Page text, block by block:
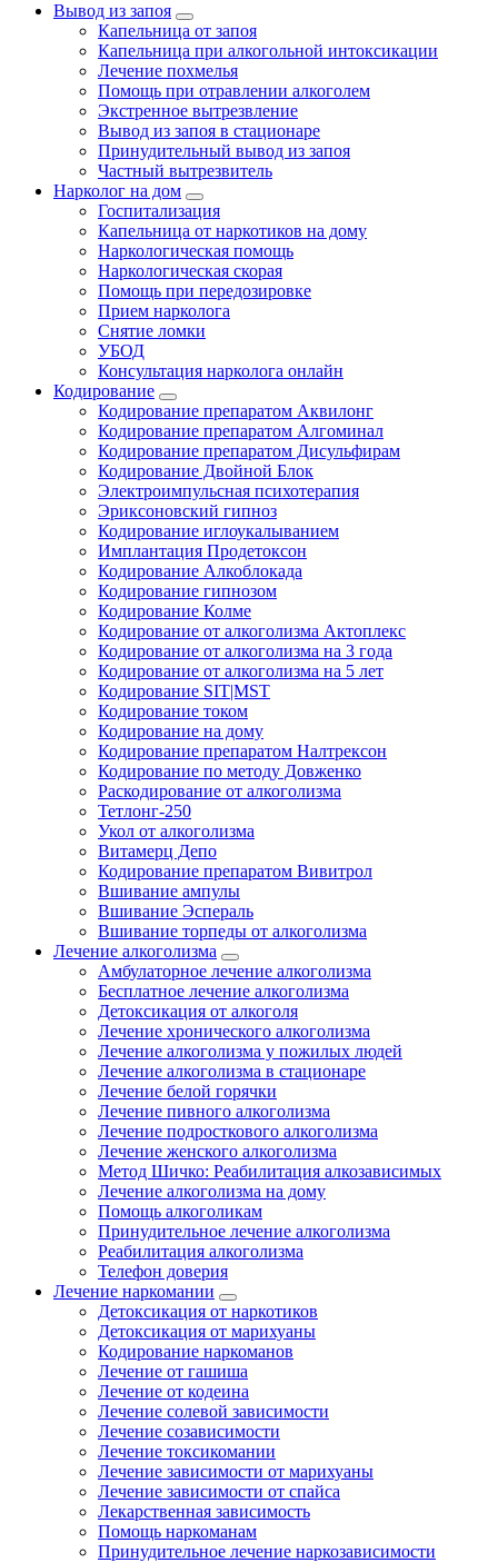
Вывод из запоя
Капельница от запоя
Капельница при алкогольной интоксикации
Лечение похмелья
Помощь при отравлении алкоголем
Экстренное вытрезвление
Вывод из запоя в стационаре
Принудительный вывод из запоя
Частный вытрезвитель
Нарколог на дом
Госпитализация
Капельница от наркотиков на дому
Наркологическая помощь
Наркологическая скорая
Помощь при передозировке
Прием нарколога
Снятие ломки
УБОД
Консультация нарколога онлайн
Кодирование
Кодирование препаратом Аквилонг
Кодирование препаратом Алгоминал
Кодирование препаратом Дисульфирам
Кодирование Двойной Блок
Электроимпульсная психотерапия
Эриксоновский гипноз
Кодирование иглоукалыванием
Имплантация Продетоксон
Кодирование Алкоблокада
Кодирование гипнозом
Кодирование Колме
Кодирование от алкоголизма Актоплекс
Кодирование от алкоголизма на 3 года
Кодирование от алкоголизма на 5 лет
Кодирование SIT|MST
Кодирование током
Кодирование на дому
Кодирование препаратом Налтрексон
Кодирование по методу Довженко
Раскодирование от алкоголизма
Тетлонг-250
Укол от алкоголизма
Витамерц Депо
Кодирование препаратом Вивитрол
Вшивание ампулы
Вшивание Эспераль
Вшивание торпеды от алкоголизма
Лечение алкоголизма
Амбулаторное лечение алкоголизма
Бесплатное лечение алкоголизма
Детоксикация от алкоголя
Лечение хронического алкоголизма
Лечение алкоголизма у пожилых людей
Лечение алкоголизма в стационаре
Лечение белой горячки
Лечение пивного алкоголизма
Лечение подросткового алкоголизма
Лечение женского алкоголизма
Метод Шичко: Реабилитация алкозависимых
Лечение алкоголизма на дому
Помощь алкоголикам
Принудительное лечение алкоголизма
Реабилитация алкоголизма
Телефон доверия
Лечение наркомании
Детоксикация от наркотиков
Детоксикация от марихуаны
Кодирование наркоманов
Лечение от гашиша
Лечение от кодеина
Лечение солевой зависимости
Лечение созависимости
Лечение токсикомании
Лечение зависимости от марихуаны
Лечение зависимости от спайса
Лекарственная зависимость
Помощь наркоманам
Принудительное лечение наркозависимости